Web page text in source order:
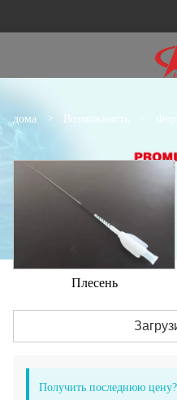
дома > Возможность
Плесень
Получить последнюю